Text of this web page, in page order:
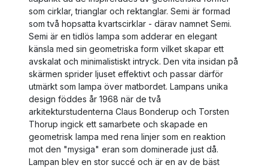
som cirklar, trianglar och rektanglar. Semi är formad
som två hopsatta kvartscirklar - därav namnet Semi.
Semi är en tidlös lampa som adderar en elegant
känsla med sin geometriska form vilket skapar ett
avskalat och minimalistiskt intryck. Den vita insidan på
skärmen sprider ljuset effektivt och passar därför
utmärkt som lampa över matbordet. Lampans unika
design föddes år 1968 när de två
arkitekturstudenterna Claus Bonderup och Torsten
Thorup ingick ett samarbete och skapade en
geometrisk lampa med rena linjer som en reaktion
mot den "mysiga" eran som dominerade just då.
Lampan blev en stor succé och är en av de bäst